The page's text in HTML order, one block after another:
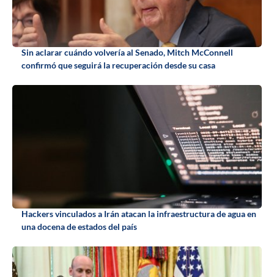
Sin aclarar cuándo volvería al Senado, Mitch McConnell
confirmó que seguirá la recuperación desde su casa
Hackers vinculados a Irán atacan la infraestructura de agua en
una docena de estados del país